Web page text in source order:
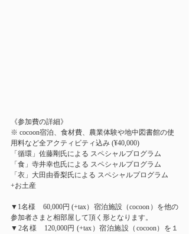
《参加費の詳細》
※ cocoon宿泊、食材費、農業体験や地中図書館の使
用料など全アクティビティ込み (¥40,000)
「循環」佐藤剛氏による スペシャルプログラム
「食」寺井幸也氏による スペシャルプログラム
「衣」大田由香梨氏による スペシャルプログラム
+お土産
▼1名様　60,000円 (+tax）宿泊施設（cocoon）を他の
参加者さまと相部屋して頂く形となります。
▼2名様　120,000円 (+tax）宿泊施設（cocoon）を１